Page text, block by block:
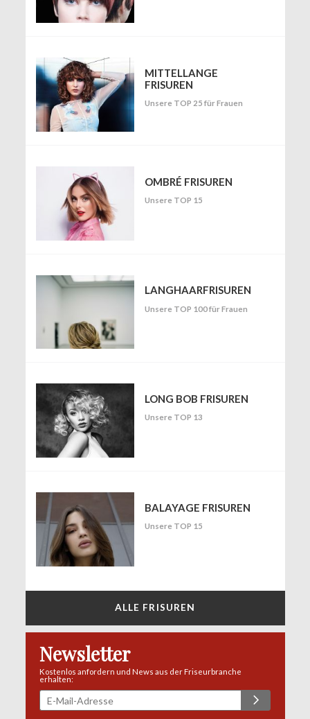
MITTELLANGE
FRISUREN
Unsere TOP 25 für Frauen
OMBRÉ FRISUREN
Unsere TOP 15
LANGHAARFRISUREN
Unsere TOP 100 für Frauen
LONG BOB FRISUREN
Unsere TOP 13
BALAYAGE FRISUREN
Unsere TOP 15
ALLE FRISUREN
Newsletter
Kostenlos anfordern und News aus der Friseurbranche
erhalten: